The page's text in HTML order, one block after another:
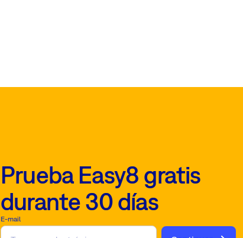
rápida
Prueba Easy8 gratis
durante 30 días
E-mail